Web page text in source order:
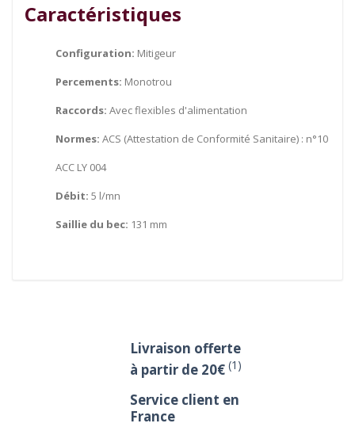
Caractéristiques
Configuration: Mitigeur
Percements: Monotrou
Raccords: Avec flexibles d'alimentation
Normes: ACS (Attestation de Conformité Sanitaire) : n°10
ACC LY 004
Débit: 5 l/mn
Saillie du bec: 131 mm
Livraison offerte
à partir de 20€ (1)
Service client en
France